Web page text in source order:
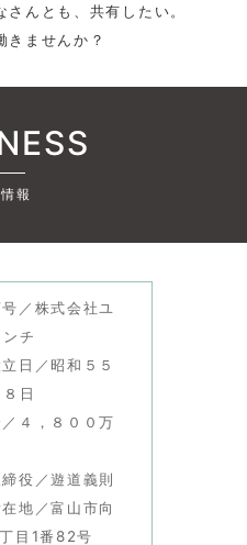
んとも、共有したい。
きませんか？
報
／株式会社ユ
チ
日／昭和５５
日
４，８００万
役／遊道義則
地／富山市向
目1番82号